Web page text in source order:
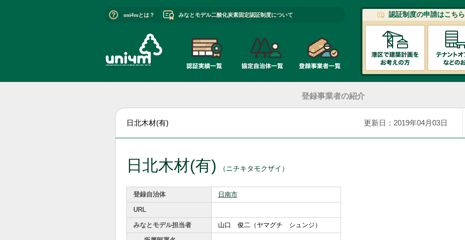
uni4mとは？ みなとモデル二酸化炭素固定認証制度について 認証制度の申請はこちら
登録事業者の紹介
日北木材(有) 更新日：2019年04月03日
日北木材(有) （ニチキタモクザイ）
登録自治体 日南市
URL
みなとモデル担当者 山口 俊二（ヤマグチ シュンジ）